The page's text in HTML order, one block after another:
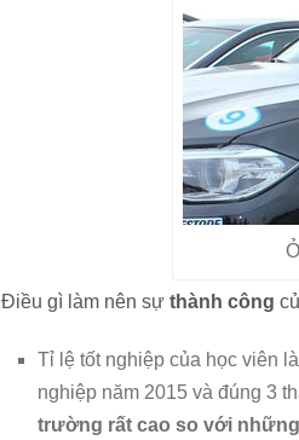
Điều gì làm nên sự thành công
Tỉ lệ tốt nghiệp của học viên
nghiệp năm 2015 và đúng 3
trường rất cao so với